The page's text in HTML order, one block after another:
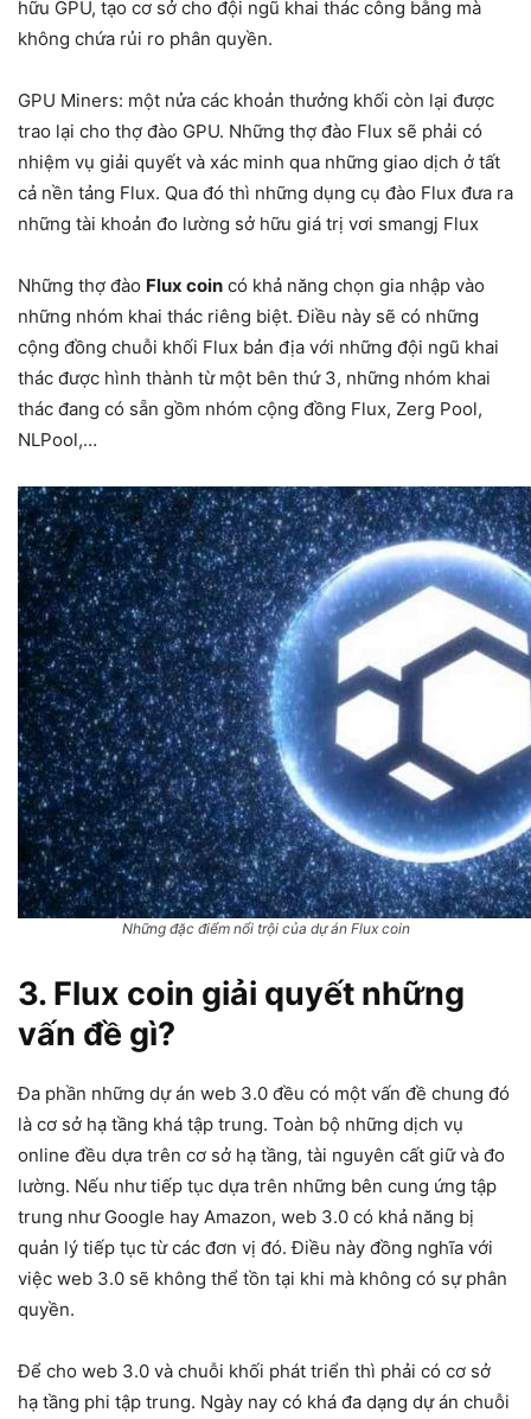
hữu GPU, tạo cơ sở cho đội ngũ khai thác công bằng mà
không chứa rủi ro phân quyền.
GPU Miners: một nửa các khoản thưởng khối còn lại được
trao lại cho thợ đào GPU. Những thợ đào Flux sẽ phải có
nhiệm vụ giải quyết và xác minh qua những giao dịch ở tất
cả nền tảng Flux. Qua đó thì những dụng cụ đào Flux đưa ra
những tài khoản đo lường sở hữu giá trị vơi smangj Flux
Những thợ đào Flux coin có khả năng chọn gia nhập vào
những nhóm khai thác riêng biệt. Điều này sẽ có những
cộng đồng chuỗi khối Flux bản địa với những đội ngũ khai
thác được hình thành từ một bên thứ 3, những nhóm khai
thác đang có sẵn gồm nhóm cộng đồng Flux, Zerg Pool,
NLPool,…
Những đặc điểm nổi trội của dự án Flux coin
3. Flux coin giải quyết những
vấn đề gì?
Đa phần những dự án web 3.0 đều có một vấn đề chung đó
là cơ sở hạ tầng khá tập trung. Toàn bộ những dịch vụ
online đều dựa trên cơ sở hạ tầng, tài nguyên cất giữ và đo
lường. Nếu như tiếp tục dựa trên những bên cung ứng tập
trung như Google hay Amazon, web 3.0 có khả năng bị
quản lý tiếp tục từ các đơn vị đó. Điều này đồng nghĩa với
việc web 3.0 sẽ không thể tồn tại khi mà không có sự phân
quyền.
Để cho web 3.0 và chuỗi khối phát triển thì phải có cơ sở
hạ tầng phi tập trung. Ngày nay có khá đa dạng dự án chuỗi